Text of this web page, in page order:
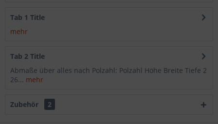
Tab 1 Title
mehr
Tab 2 Title
Abmaße über alles nach Polzahl: Polzahl Höhe Breite Tiefe 2
26... mehr
Zubehör 2